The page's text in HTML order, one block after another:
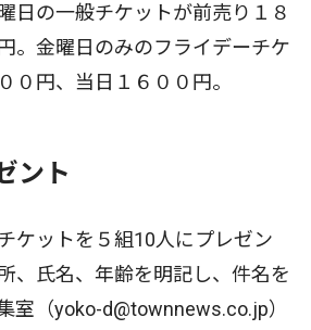
日の一般チケットが前売り１８
。金曜日のみのフライデーチケ
０円、当日１６００円。
ント
ケットを５組10人にプレゼン
、氏名、年齢を明記し、件名を
室（yoko-d@townnews.co.jp）